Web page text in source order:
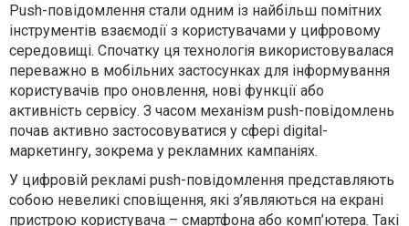
Push-повідомлення стали одним із найбільш помітних
інструментів взаємодії з користувачами у цифровому
середовищі. Спочатку ця технологія використовувалася
переважно в мобільних застосунках для інформування
користувачів про оновлення, нові функції або
активність сервісу. З часом механізм push-повідомлень
почав активно застосовуватися у сфері digital-
маркетингу, зокрема у рекламних кампаніях.
У цифровій рекламі push-повідомлення представляють
собою невеликі сповіщення, які з’являються на екрані
пристрою користувача – смартфона або комп’ютера. Такі